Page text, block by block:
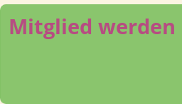
Mitglied werden